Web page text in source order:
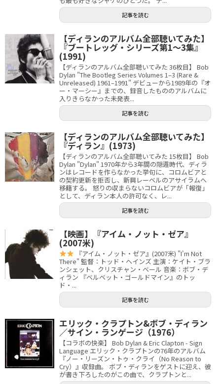
記事を読む
【ディランのアルバム全部聴いてみた】
『ブートレッグ・シリーズ第1〜3集』
(1991)
【ディランのアルバム全部聴いてみた 36枚目】 Bob
Dylan "The Bootleg Series Volumes 1–3 (Rare &
Unreleased) 1961–1991" デビューから1989年の『オ
ー・マーシー』までの、録音したもののアルバムに
入りきらなかった未発表...
記事を読む
【ディランのアルバム全部聴いてみた】
『ディラン』(1973)
【ディランのアルバム全部聴いてみた 15枚目】 Bob
Dylan "Dylan" 1970年から3年間の隠遁時代、ディラ
ンはレコードを作らなかった挙句に、コロムビアと
の契約更新を拒否し、新興レーベルのアサイラムへ
移籍する。 怒りの収まらないコロムビアが「報復」
として、ディラン本人の許可なく、レ...
記事を読む
【映画】『アイム・ノット・ゼア』
(2007米)
『アイム・ノット・ゼア』(2007米) "I'm Not
There" 監督：トッド・ヘインズ 主演：ケイト・ブラ
ンシェット、クリスチャン・ベール 音楽：ボブ・デ
ィラン 『ベルベット・ゴールドマイン』のトッ
ド・...
記事を読む
エリック・クラプトン&ボブ・ディラン
／サイン・ランゲージ（1976）
【コラボの快楽】 Bob Dylan & Eric Clapton - Sign
Language エリック・クラプトンの76年のアルバム
『ノー・リーズン・トゥ・クライ（No Reason to
Cry）』収録曲。 ボブ・ディランをゲストに迎え、彼
が書き下ろしたのがこの曲で、クラプトンと...